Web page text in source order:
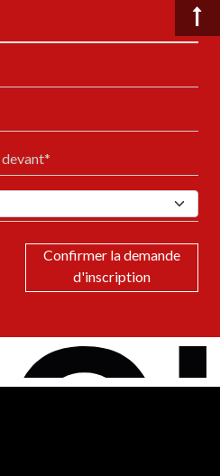
Confirmer la demande
d'inscription